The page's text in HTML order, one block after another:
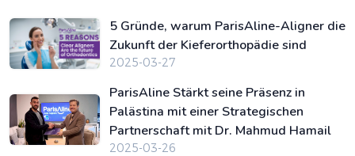
5 Gründe, warum ParisAline-Aligner die
Zukunft der Kieferorthopädie sind
2025-03-27
ParisAline Stärkt seine Präsenz in
Palästina mit einer Strategischen
Partnerschaft mit Dr. Mahmud Hamail
2025-03-26